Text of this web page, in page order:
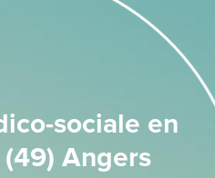
sociale en
Angers